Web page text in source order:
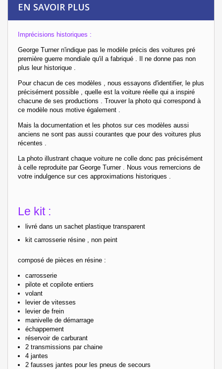
EN SAVOIR PLUS
Imprécisions historiques :
George Turner n'indique pas le modèle précis des voitures pré
première guerre mondiale qu'il a fabriqué . Il ne donne pas non
plus leur historique .
Pour chacun de ces modèles , nous essayons d'identifier, le plus
précisément possible , quelle est la voiture réelle qui a inspiré
chacune de ses productions . Trouver la photo qui correspond à
ce modèle nous motive également .
Mais la documentation et les photos sur ces modèles aussi
anciens ne sont pas aussi courantes que pour des voitures plus
récentes .
La photo illustrant chaque voiture ne colle donc pas précisément
à celle reproduite par George Turner . Nous vous remercions de
votre indulgence sur ces approximations historiques .
Le kit :
livré dans un sachet plastique transparent
kit carrosserie résine , non peint
composé de pièces en résine :
carrosserie
pilote et copilote entiers
volant
levier de vitesses
levier de frein
manivelle de démarrage
échappement
réservoir de carburant
2 transmissions par chaine
4 jantes
2 fausses jantes pour les pneus de secours